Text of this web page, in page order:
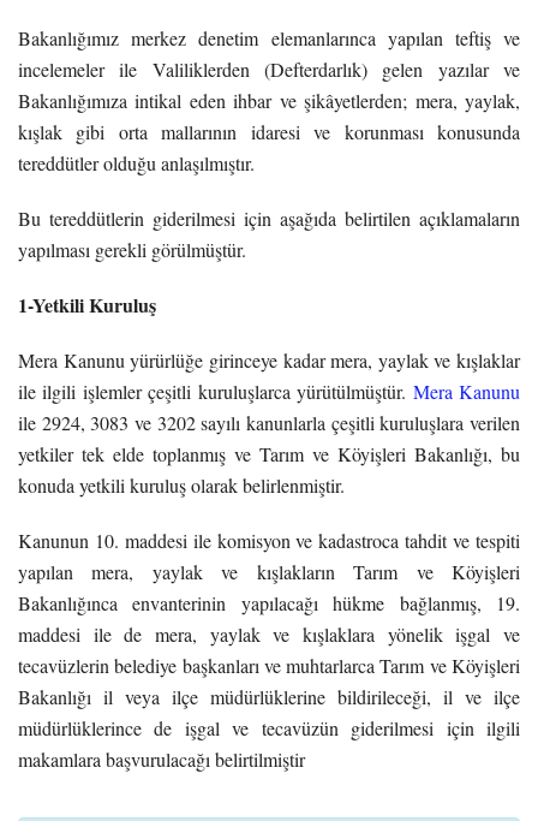
Bakanlığımız merkez denetim elemanlarınca yapılan teftiş ve
incelemeler ile Valiliklerden (Defterdarlık) gelen yazılar ve
Bakanlığımıza intikal eden ihbar ve şikâyetlerden; mera, yaylak,
kışlak gibi orta mallarının idaresi ve korunması konusunda
tereddütler olduğu anlaşılmıştır.
Bu tereddütlerin giderilmesi için aşağıda belirtilen açıklamaların
yapılması gerekli görülmüştür.
1-Yetkili Kuruluş
Mera Kanunu yürürlüğe girinceye kadar mera, yaylak ve kışlaklar
ile ilgili işlemler çeşitli kuruluşlarca yürütülmüştür. Mera Kanunu
ile 2924, 3083 ve 3202 sayılı kanunlarla çeşitli kuruluşlara verilen
yetkiler tek elde toplanmış ve Tarım ve Köyişleri Bakanlığı, bu
konuda yetkili kuruluş olarak belirlenmiştir.
Kanunun 10. maddesi ile komisyon ve kadastroca tahdit ve tespiti
yapılan mera, yaylak ve kışlakların Tarım ve Köyişleri
Bakanlığınca envanterinin yapılacağı hükme bağlanmış, 19.
maddesi ile de mera, yaylak ve kışlaklara yönelik işgal ve
tecavüzlerin belediye başkanları ve muhtarlarca Tarım ve Köyişleri
Bakanlığı il veya ilçe müdürlüklerine bildirileceği, il ve ilçe
müdürlüklerince de işgal ve tecavüzün giderilmesi için ilgili
makamlara başvurulacağı belirtilmiştir